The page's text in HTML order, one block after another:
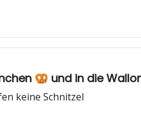
🥨 und in die
keine Schnitzel